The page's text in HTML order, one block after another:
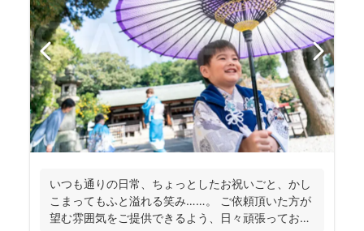
いつも通りの日常、ちょっとしたお祝いごと、かし
こまってもふと溢れる笑み……。 ご依頼頂いた方が
望む雰囲気をご提供できるよう、日々頑張っており